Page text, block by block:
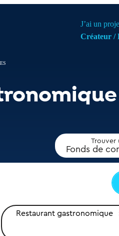
J’ai un
Créateur /
Trouver
Fonds de
Restaurant gastronomique